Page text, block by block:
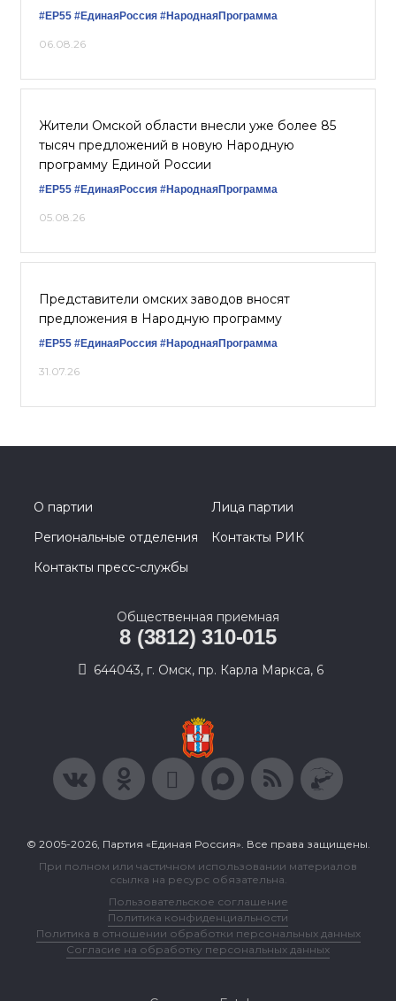
#ЕР55 #ЕдинаяРоссия #НароднаяПрограмма
06.08.26
Жители Омской области внесли уже более 85
тысяч предложений в новую Народную
программу Единой России
#ЕР55 #ЕдинаяРоссия #НароднаяПрограмма
05.08.26
Представители омских заводов вносят
предложения в Народную программу
#ЕР55 #ЕдинаяРоссия #НароднаяПрограмма
31.07.26
О партии
Лица партии
Региональные отделения
Контакты РИК
Контакты пресс-службы
Общественная приемная
8 (3812) 310-015
644043, г. Омск, пр. Карла Маркса, 6
© 2005-2026, Партия «Единая Россия». Все права защищены.
При полном или частичном использовании материалов
ссылка на ресурс обязательна.
Пользовательское соглашение
Политика конфиденциальности
Политика в отношении обработки персональных данных
Согласие на обработку персональных данных